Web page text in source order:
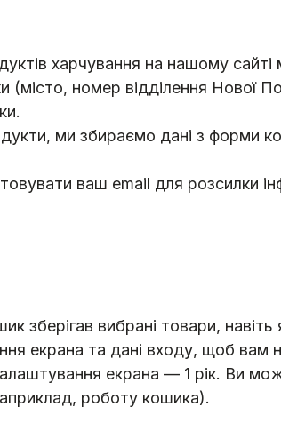
харчування на нашому
(місто, номер відділення Нової
ми збираємо дані з форми
ваш email для розсилки
вибрані товари,
екрана та дані входу, щоб вам
екрана — 1 рік. Ви
роботу кошика).